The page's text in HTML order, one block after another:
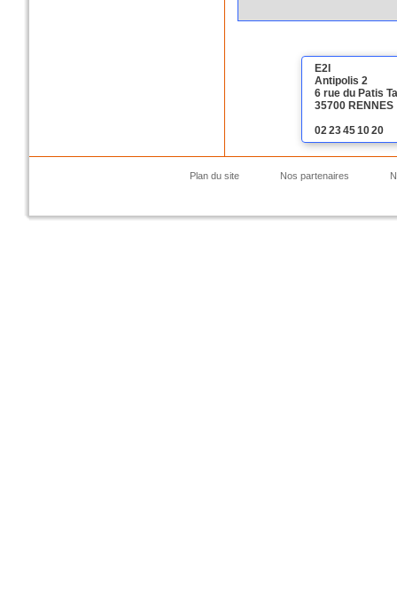
E2I
Antipolis 2
6 rue du Patis
35700 RENNES
02 23 45 10 20
Plan du site Nos partenaires